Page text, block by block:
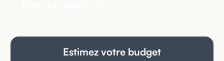
Estimez votre budget